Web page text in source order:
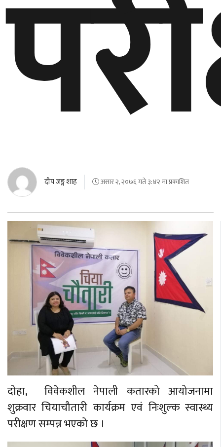
दीप जङ्ग शाह असार २, २०७६ गते ३:४२ मा प्रकाशित
दोहा, विवेकशील नेपाली कतारको आयोजनामा
शुक्रवार चियाचौतारी कार्यक्रम एवं निःशुल्क स्वास्थ्य
परीक्षण सम्पन्न भएको छ ।